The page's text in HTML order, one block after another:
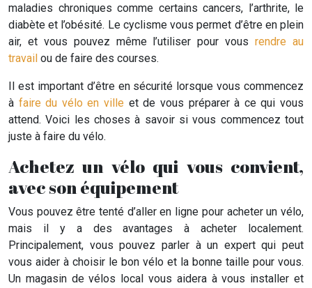
maladies chroniques comme certains cancers, l’arthrite, le
diabète et l’obésité. Le cyclisme vous permet d’être en plein
air, et vous pouvez même l’utiliser pour vousrendre au
travail ou de faire des courses.
Il est important d’être en sécurité lorsque vous commencez
à faire du vélo en ville et de vous préparer à ce qui vous
attend. Voici les choses à savoir si vous commencez tout
juste à faire du vélo.
Achetez un vélo qui vous convient,
avec son équipement
Vous pouvez être tenté d’aller en ligne pour acheter un vélo,
mais il y a des avantages à acheter localement.
Principalement, vous pouvez parler à un expert qui peut
vous aider à choisir le bon vélo et la bonne taille pour vous.
Un magasin de vélos local vous aidera à vous installer et